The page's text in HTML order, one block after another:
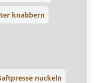
knabbern
nuckeln